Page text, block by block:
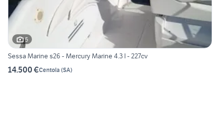
5
Sessa Marine s26 - Mercury Marine 4.3 l - 227cv
14.500 €Centola (SA)